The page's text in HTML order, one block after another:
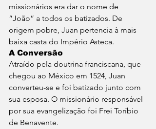
missionários era dar o nome de
“João” a todos os batizados. De
origem pobre, Juan pertencia à mais
baixa casta do Império Asteca.
A Conversão
Atraído pela doutrina franciscana, que
chegou ao México em 1524, Juan
converteu-se e foi batizado junto com
sua esposa. O missionário responsável
por sua evangelização foi Frei Toríbio
de Benavente.